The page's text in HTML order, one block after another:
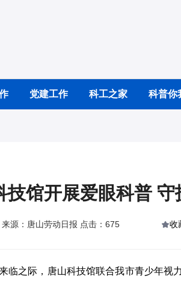
党建工作 科工之家 科普你
技馆开展爱眼科普 守
源：唐山劳动日报 点击：675 收
临之际，唐山科技馆联合我市青少年视